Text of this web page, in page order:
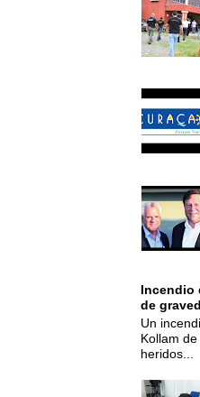
Incendio
de
Un
Kollam
heridos...